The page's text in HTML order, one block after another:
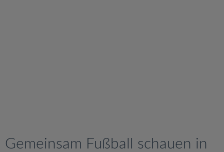
Gemeinsam Fußball schauen in